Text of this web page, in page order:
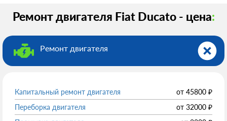
квалифицировано разбираясь во всех узлах данных
из множества элементов. Обширный склад запчастей дает
возможность произвести любой по сложности ремонт
двигателя с заменой всех элементов. Наши клиенты
возможным благодаря тому, что сервисный центр
является дистрибьютором от производителей, поставляя
детали прямо с заводов. Автомеханики получают прямой
Ремонт двигателя Fiat Ducato - цена:
Ремонт двигателя
Капитальный ремонт двигателя от 45800 ₽
Переборка двигателя
от 32000 ₽